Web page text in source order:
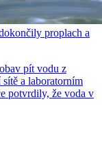
proplach a
pít vodu z
a laboratorním
potvrdily, že voda v